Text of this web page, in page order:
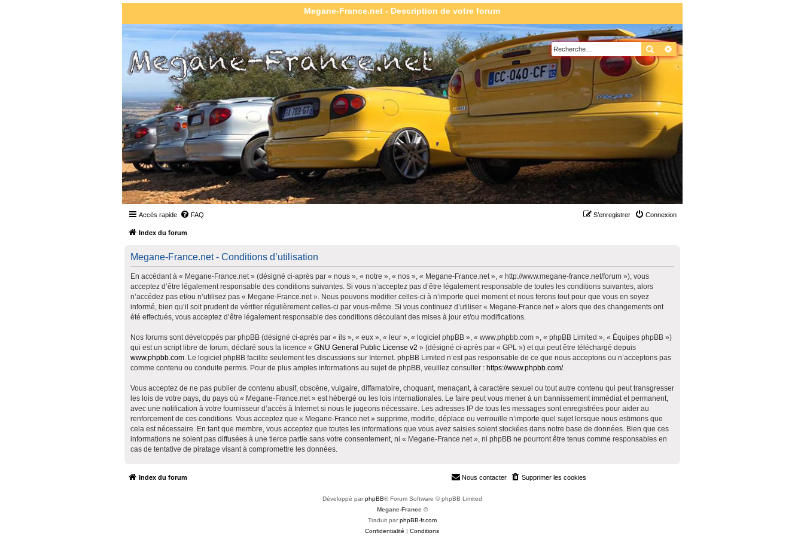
Megane-France.net - Description de votre forum
RechercherRecherche avancée
Accès rapide FAQ Connexion
S’enregistrer
Index du forum
Megane-France.net - Conditions d’utilisation
En accédant à « Megane-France.net » (désigné ci-après par « nous », « notre », « nos », « Megane-France.net », « http://www.megane-france.net/forum »), vous
acceptez d’être légalement responsable des conditions suivantes. Si vous n’acceptez pas d’être légalement responsable de toutes les conditions suivantes, alors
n’accédez pas et/ou n’utilisez pas « Megane-France.net ». Nous pouvons modifier celles-ci à n’importe quel moment et nous ferons tout pour que vous en soyez
informé, bien qu’il soit prudent de vérifier régulièrement celles-ci par vous-même. Si vous continuez d’utiliser « Megane-France.net » alors que des changements ont
été effectués, vous acceptez d’être légalement responsable des conditions découlant des mises à jour et/ou modifications.
Nos forums sont développés par phpBB (désigné ci-après par « ils », « eux », « leur », « logiciel phpBB », « www.phpbb.com », « phpBB Limited », « Équipes phpBB »)
qui est un script libre de forum, déclaré sous la licence « GNU General Public License v2 » (désigné ci-après par « GPL ») et qui peut être téléchargé depuis
www.phpbb.com. Le logiciel phpBB facilite seulement les discussions sur Internet. phpBB Limited n’est pas responsable de ce que nous acceptons ou n’acceptons pas
comme contenu ou conduite permis. Pour de plus amples informations au sujet de phpBB, veuillez consulter : https://www.phpbb.com/.
Vous acceptez de ne pas publier de contenu abusif, obscène, vulgaire, diffamatoire, choquant, menaçant, à caractère sexuel ou tout autre contenu qui peut transgresser
les lois de votre pays, du pays où « Megane-France.net » est hébergé ou les lois internationales. Le faire peut vous mener à un bannissement immédiat et permanent,
avec une notification à votre fournisseur d’accès à Internet si nous le jugeons nécessaire. Les adresses IP de tous les messages sont enregistrées pour aider au
renforcement de ces conditions. Vous acceptez que « Megane-France.net » supprime, modifie, déplace ou verrouille n’importe quel sujet lorsque nous estimons que
cela est nécessaire. En tant que membre, vous acceptez que toutes les informations que vous avez saisies soient stockées dans notre base de données. Bien que ces
informations ne soient pas diffusées à une tierce partie sans votre consentement, ni « Megane-France.net », ni phpBB ne pourront être tenus comme responsables en
cas de tentative de piratage visant à compromettre les données.
Index du forum Supprimer les cookies
Nous contacter
Développé parphpBB® Forum Software © phpBB Limited
Megane-France ©
Traduit parphpBB-fr.com
Confidentialité | Conditions